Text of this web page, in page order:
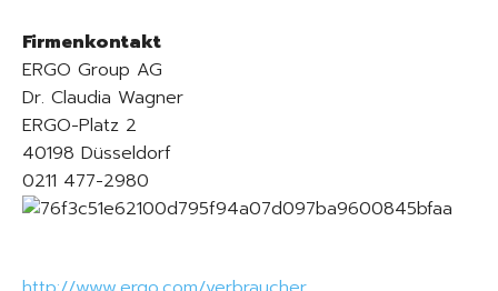
Firmenkontakt
ERGO Group AG
Dr. Claudia Wagner
ERGO-Platz 2
40198 Düsseldorf
0211 477-2980